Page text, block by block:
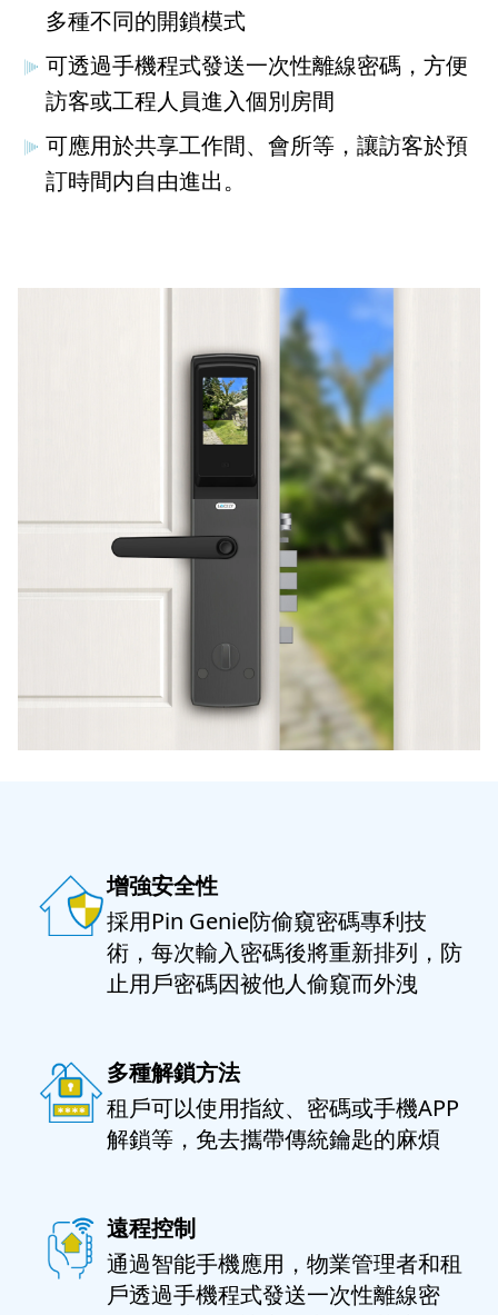
多種不同的開鎖模式
可透過手機程式發送一次性離線密碼，方便
訪客或工程人員進入個別房間
可應用於共享工作間、會所等，讓訪客於預
訂時間内自由進出。
增強安全性
採用Pin Genie防偷窺密碼專利技
術，每次輸入密碼後將重新排列，防
止用戶密碼因被他人偷窺而外洩
多種解鎖方法
租戶可以使用指紋、密碼或手機APP
解鎖等，免去攜帶傳統鑰匙的麻煩
遠程控制
通過智能手機應用，物業管理者和租
戶透過手機程式發送一次性離線密